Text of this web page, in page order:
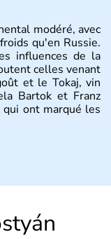
modéré, avec
qu'en Russie.
influences de la
celles venant
et le Tokaj, vin
Bartok et Franz
ont marqué les
« pays magyar
hongrois et la
Budapest.